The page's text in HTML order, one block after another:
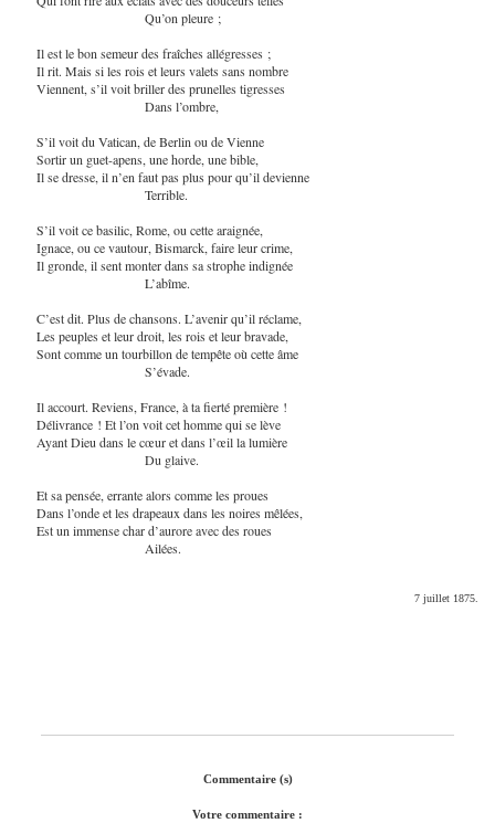
Qu’on pleure ;
Il est le bon semeur des fraîches allégresses ;
Il rit. Mais si les rois et leurs valets sans nombre
Viennent, s’il voit briller des prunelles tigresses
Dans l’ombre,
S’il voit du Vatican, de Berlin ou de Vienne
Sortir un guet-apens, une horde, une bible,
Il se dresse, il n’en faut pas plus pour qu’il devienne
Terrible.
S’il voit ce basilic, Rome, ou cette araignée,
Ignace, ou ce vautour, Bismarck, faire leur crime,
Il gronde, il sent monter dans sa strophe indignée
L’abîme.
C’est dit. Plus de chansons. L’avenir qu’il réclame,
Les peuples et leur droit, les rois et leur bravade,
Sont comme un tourbillon de tempête où cette âme
S’évade.
Il accourt. Reviens, France, à ta fierté première !
Délivrance ! Et l’on voit cet homme qui se lève
Ayant Dieu dans le cœur et dans l’œil la lumière
Du glaive.
Et sa pensée, errante alors comme les proues
Dans l’onde et les drapeaux dans les noires mêlées,
Est un immense char d’aurore avec des roues
Ailées.
7 juillet 1875.
Commentaire (s)
Votre commentaire :